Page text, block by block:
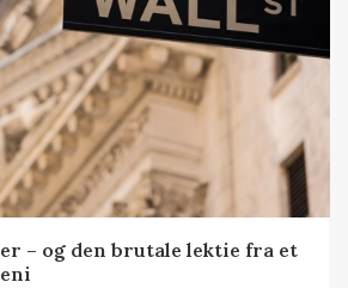
– og den brutale lektie fra et